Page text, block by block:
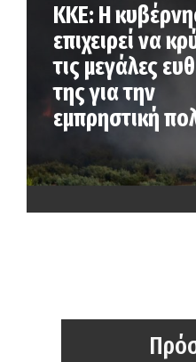
ΚΚΕ: Η
επιχειρεί να
τις μεγάλες
της για την
εμπρηστική